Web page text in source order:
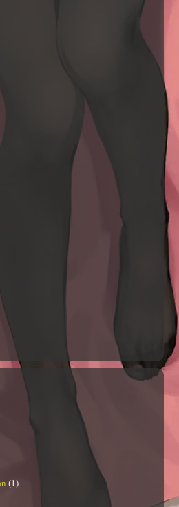
(1)